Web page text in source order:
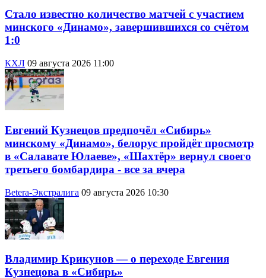
Стало известно количество матчей с участием
минского «Динамо», завершившихся со счётом
1:0
КХЛ 09 августа 2026 11:00
Евгений Кузнецов предпочёл «Сибирь»
минскому «Динамо», белорус пройдёт просмотр
в «Салавате Юлаеве», «Шахтёр» вернул своего
третьего бомбардира - все за вчера
Betera-Экстралига 09 августа 2026 10:30
Владимир Крикунов — о переходе Евгения
Кузнецова в «Сибирь»